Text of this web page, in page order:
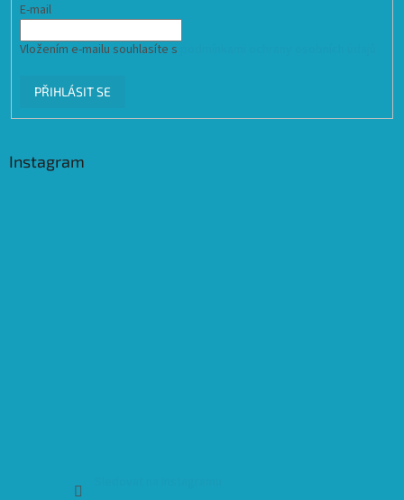
E-mail
Vložením e-mailu souhlasíte s
PŘIHLÁSIT SE
Instagram